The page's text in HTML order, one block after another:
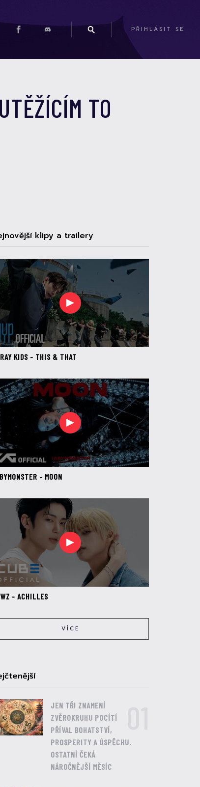
PŘIHLÁSIT SE
TO
klipy a trailery
KIDS - THIS & THAT
- MOON
- ACHILLES
VÍCE
JEN TŘI ZNAMENÍ
ZVĚROKRUHU POCÍTÍ
PŘÍVAL BOHATSTVÍ,
PROSPERITY A ÚSPĚCHU.
OSTATNÍ ČEKÁ
NÁROČNĚJŠÍ MĚSÍC